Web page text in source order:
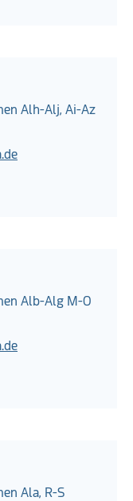
Alh-Alj, Ai-Az
Alb-Alg M-O
Ala, R-S